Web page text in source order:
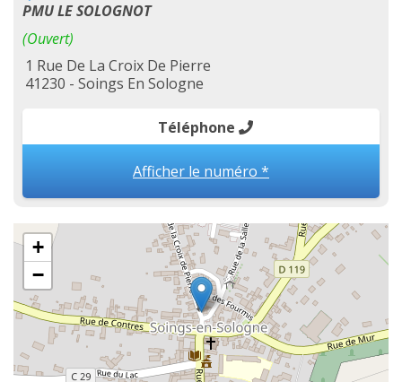
PMU LE SOLOGNOT
(Ouvert)
1 Rue De La Croix De Pierre
41230 - Soings En Sologne
Téléphone
Afficher le numéro *
+
−